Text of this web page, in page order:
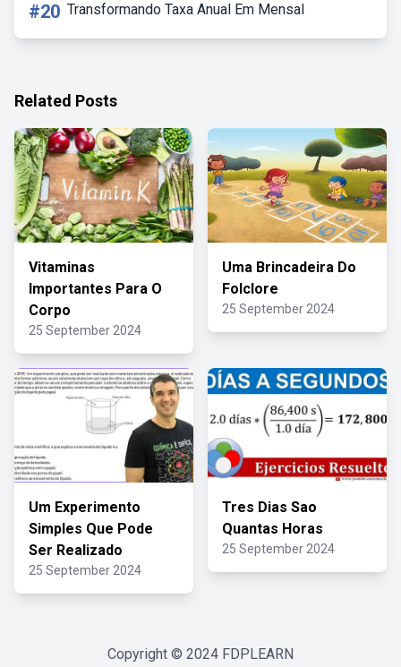
#20 Transformando Taxa Anual Em Mensal
Related Posts
Vitaminas
Importantes Para O
Corpo
25 September 2024
Uma Brincadeira Do
Folclore
25 September 2024
Um Experimento
Simples Que Pode
Ser Realizado
25 September 2024
Tres Dias Sao
Quantas Horas
25 September 2024
Copyright © 2024 FDPLEARN